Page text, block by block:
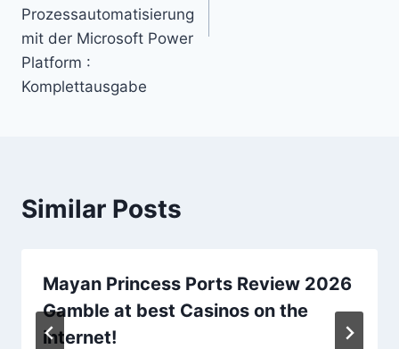
Prozessautomatisierung
mit der Microsoft Power
Platform :
Komplettausgabe
Similar Posts
Mayan Princess Ports Review 2026
Gamble at best Casinos on the
internet!